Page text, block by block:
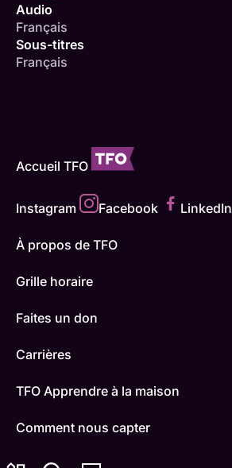
Audio
Français
Sous-titres
Français
Accueil TFO
Instagram Facebook LinkedIn
À propos de TFO
Grille horaire
Faites un don
Carrières
TFO Apprendre à la maison
Comment nous capter
Contactez-nous